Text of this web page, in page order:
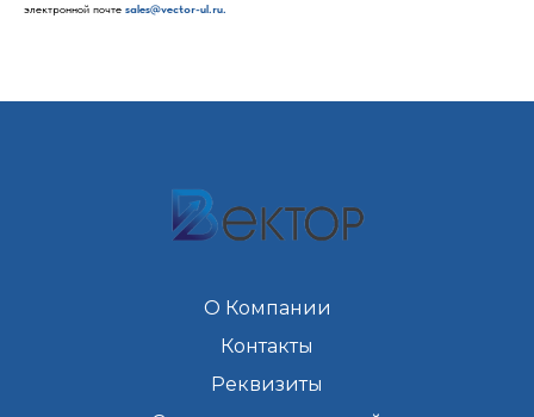
электронной почте sales@vector-ul.ru.
О Компании
Контакты
Реквизиты